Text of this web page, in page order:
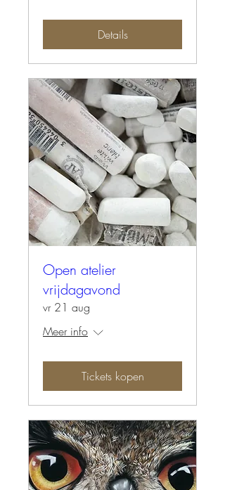
Details
Open atelier
vrijdagavond
vr 21 aug
Meer info
Tickets kopen